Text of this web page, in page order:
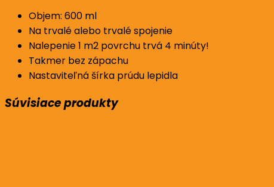
Objem: 600 ml
Na trvalé alebo trvalé spojenie
Nalepenie 1 m2 povrchu trvá 4 minúty!
Takmer bez zápachu
Nastaviteľná šírka prúdu lepidla
Súvisiace produkty